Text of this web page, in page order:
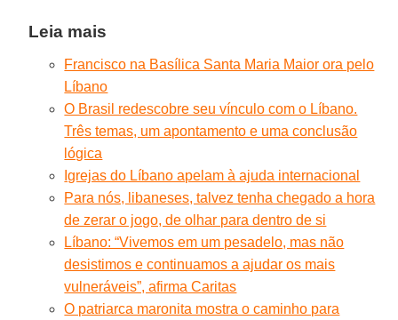
Leia mais
Francisco na Basílica Santa Maria Maior ora pelo
Líbano
O Brasil redescobre seu vínculo com o Líbano.
Três temas, um apontamento e uma conclusão
lógica
Igrejas do Líbano apelam à ajuda internacional
Para nós, libaneses, talvez tenha chegado a hora
de zerar o jogo, de olhar para dentro de si
Líbano: “Vivemos em um pesadelo, mas não
desistimos e continuamos a ajudar os mais
vulneráveis”, afirma Caritas
O patriarca maronita mostra o caminho para